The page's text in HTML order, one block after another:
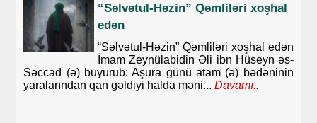
“Səlvətul-Həzin” Qəmliləri xoşhal
edən
“Səlvətul-Həzin” Qəmliləri xoşhal edən
İmam Zeynülabidin Əli ibn Hüseyn əs-
Səccad (ə) buyurub: Aşura günü atam (ə) bədəninin
yaralarından qan gəldiyi halda məni... Davamı..